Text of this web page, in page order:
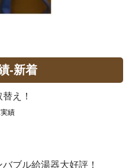
-新着
え！
績
ブル給湯器大好評！